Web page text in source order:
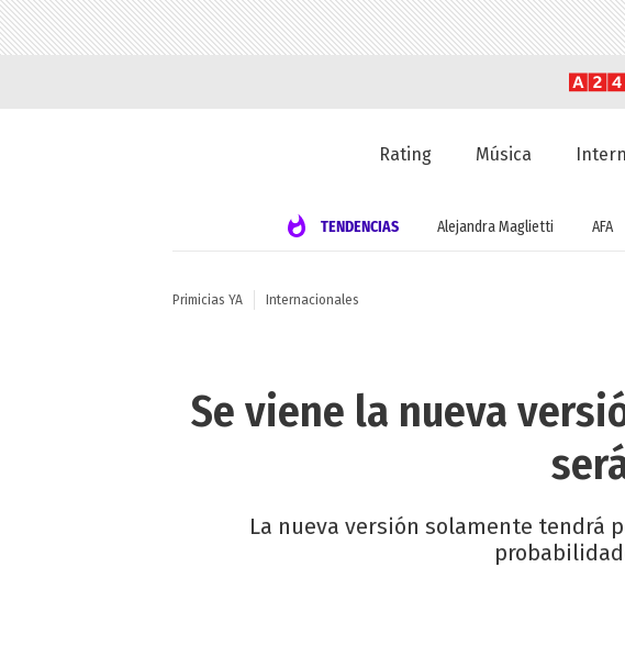
Rating Música
TENDENCIAS Alejandra Maglietti AFA
Primicias YA Internacionales
Se viene la nueva
La nueva versión solamente tendrá